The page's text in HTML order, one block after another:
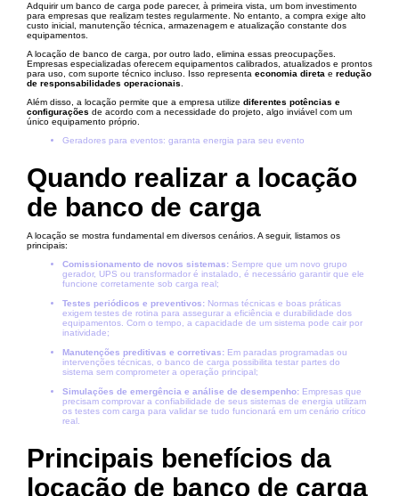
Adquirir um banco de carga pode parecer, à primeira vista, um bom investimento
para empresas que realizam testes regularmente. No entanto, a compra exige alto
custo inicial, manutenção técnica, armazenagem e atualização constante dos
equipamentos.
A locação de banco de carga, por outro lado, elimina essas preocupações.
Empresas especializadas oferecem equipamentos calibrados, atualizados e prontos
para uso, com suporte técnico incluso. Isso representa economia direta e redução
de responsabilidades operacionais
Além disso, a locação permite que a empresa utilize diferentes potências e
configurações de acordo com a necessidade do projeto, algo inviável com um
único equipamento próprio.
Geradores para eventos: garanta energia para seu evento
Quando realizar a locação
de banco de carga
A locação se mostra fundamental em diversos cenários. A seguir, listamos os
principais:
Comissionamento de novos sistemas: Sempre que um novo grupo
gerador, UPS ou transformador é instalado, é necessário garantir que ele
funcione corretamente sob carga real;
Testes periódicos e preventivos: Normas técnicas e boas práticas
exigem testes de rotina para assegurar a eficiência e durabilidade dos
equipamentos. Com o tempo, a capacidade de um sistema pode cair por
inatividade;
Manutenções preditivas e corretivas: Em paradas programadas ou
intervenções técnicas, o banco de carga possibilita testar partes do
sistema sem comprometer a operação principal;
Simulações de emergência e análise de desempenho: Empresas que
precisam comprovar a confiabilidade de seus sistemas de energia utilizam
os testes com carga para validar se tudo funcionará em um cenário crítico
real.
Principais benefícios da
locação de banco de carga